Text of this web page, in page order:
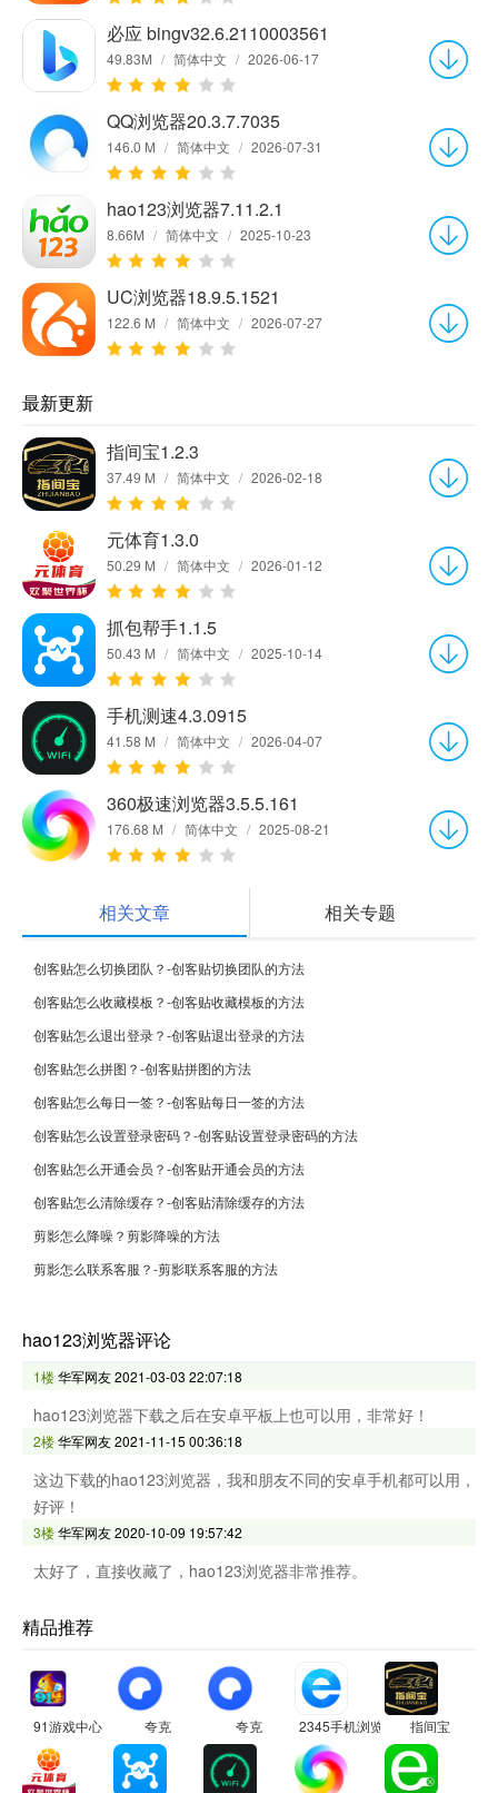
必应 bingv32.6.2110003561
49.83M / 简体中文 / 2026-06-17
QQ浏览器20.3.7.7035
146.0 M / 简体中文 / 2026-07-31
hao123浏览器7.11.2.1
8.66M / 简体中文 / 2025-10-23
UC浏览器18.9.5.1521
122.6 M / 简体中文 / 2026-07-27
最新更新
指间宝1.2.3
37.49 M / 简体中文 / 2026-02-18
元体育1.3.0
50.29 M / 简体中文 / 2026-01-12
抓包帮手1.1.5
50.43 M / 简体中文 / 2025-10-14
手机测速4.3.0915
41.58 M / 简体中文 / 2026-04-07
360极速浏览器3.5.5.161
176.68 M / 简体中文 / 2025-08-21
相关文章 相关专题
创客贴怎么切换团队？-创客贴切换团队的方法
创客贴怎么收藏模板？-创客贴收藏模板的方法
创客贴怎么退出登录？-创客贴退出登录的方法
创客贴怎么拼图？-创客贴拼图的方法
创客贴怎么每日一签？-创客贴每日一签的方法
创客贴怎么设置登录密码？-创客贴设置登录密码的方法
创客贴怎么开通会员？-创客贴开通会员的方法
创客贴怎么清除缓存？-创客贴清除缓存的方法
剪影怎么降噪？剪影降噪的方法
剪影怎么联系客服？-剪影联系客服的方法
hao123浏览器评论
1楼华军网友2021-03-03 22:07:18
hao123浏览器下载之后在安卓平板上也可以用，非常好！
2楼华军网友2021-11-15 00:36:18
这边下载的hao123浏览器，我和朋友不同的安卓手机都可以用，
好评！
3楼华军网友2020-10-09 19:57:42
太好了，直接收藏了，hao123浏览器非常推荐。
精品推荐
91游戏中心 夸克 夸克 2345手机浏览器 指间宝